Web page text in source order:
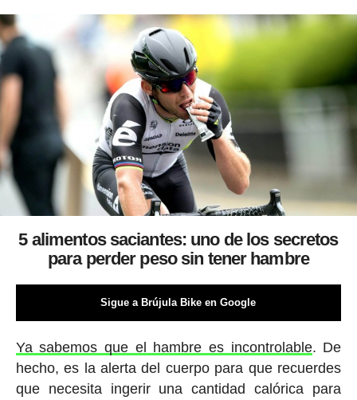
5 alimentos saciantes: uno de los secretos
para perder peso sin tener hambre
Sigue a Brújula Bike en Google
Ya sabemos que el hambre es incontrolable. De
hecho, es la alerta del cuerpo para que recuerdes
que necesita ingerir una cantidad calórica para